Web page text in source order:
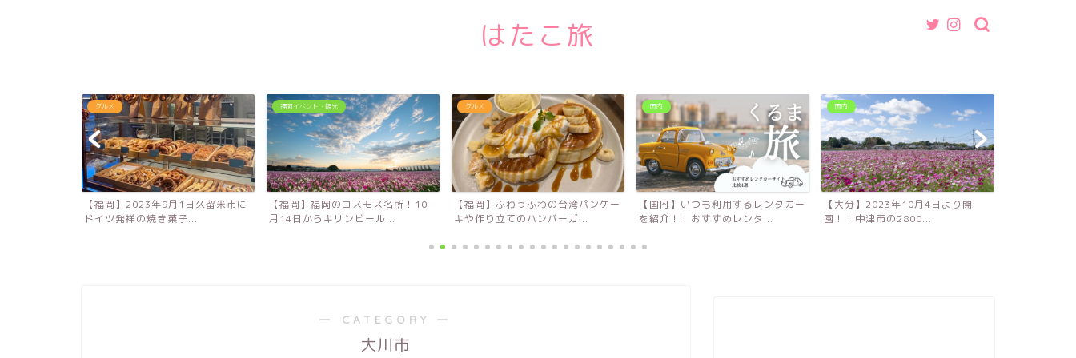
はたこ旅
グルメ
【福岡】2023年9月1日久留米市に
ドイツ発祥の焼き菓子...
福岡イベント・観光
【福岡】福岡のコスモス名所！10
月14日からキリンビール...
グルメ
【福岡】ふわっふわの台湾パンケー
キや作り立てのハンバーガ...
国内
【国内】いつも利用するレンタカー
を紹介！！おすすめレンタ...
国内
【大分】2023年10月4日より開
園！！中津市の2800...
― CATEGORY ―
大川市